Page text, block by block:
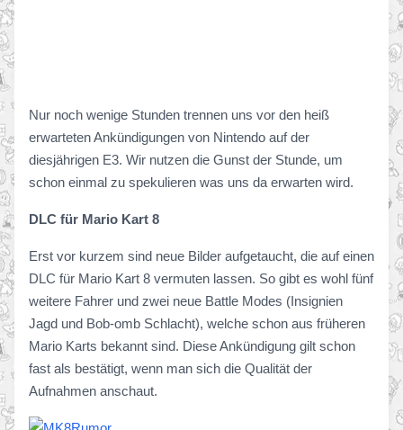
Nur noch wenige Stunden trennen uns vor den heiß
erwarteten Ankündigungen von Nintendo auf der
diesjährigen E3. Wir nutzen die Gunst der Stunde, um
schon einmal zu spekulieren was uns da erwarten wird.
DLC für Mario Kart 8
Erst vor kurzem sind neue Bilder aufgetaucht, die auf einen
DLC für Mario Kart 8 vermuten lassen. So gibt es wohl fünf
weitere Fahrer und zwei neue Battle Modes (Insignien
Jagd und Bob-omb Schlacht), welche schon aus früheren
Mario Karts bekannt sind. Diese Ankündigung gilt schon
fast als bestätigt, wenn man sich die Qualität der
Aufnahmen anschaut.